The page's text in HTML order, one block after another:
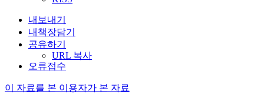
내보내기
내책장담기
공유하기
URL 복사
오류접수
이 자료를 본 이용자가 본 자료